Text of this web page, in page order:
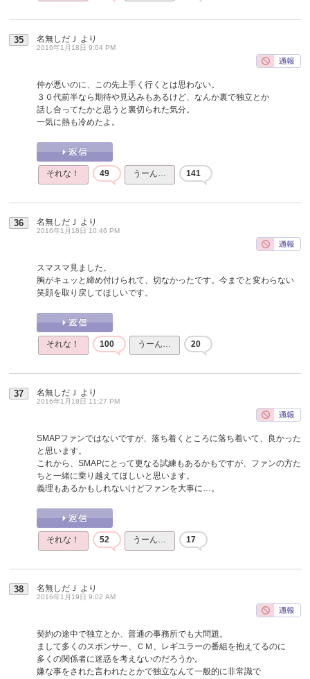
35 名無しだＪ より
2016年1月18日 9:04 PM
仲が悪いのに、この先上手く行くとは思わない。
３０代前半なら期待や見込みもあるけど、なんか裏で独立とか
話し合ってたかと思うと裏切られた気分。
一気に熱も冷めたよ。
それな！ 49 うーん… 141
36 名無しだＪ より
2016年1月18日 10:46 PM
スマスマ見ました。
胸がキュッと締め付けられて、切なかったです。今までと変わらない
笑顔を取り戻してほしいです。
それな！ 100 うーん… 20
37 名無しだＪ より
2016年1月18日 11:27 PM
SMAPファンではないですが、落ち着くところに落ち着いて、良かった
と思います。
これから、SMAPにとって更なる試練もあるかもですが、ファンの方た
ちと一緒に乗り越えてほしいと思います。
義理もあるかもしれないけどファンを大事に…。
それな！ 52 うーん… 17
38 名無しだＪ より
2016年1月19日 9:02 AM
契約の途中で独立とか、普通の事務所でも大問題。
まして多くのスポンサー、ＣＭ、レギユラーの番組を抱えてるのに
多くの関係者に迷惑を考えないのだろうか。
嫌な事をされた言われたとかで独立なんて一般的に非常識で